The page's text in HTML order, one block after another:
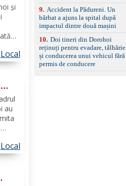
și
de
Local
au
Local
9. Accident la Pădureni. Un
bărbat a ajuns la spital după
impactul dintre două mașini
10. Doi tineri din Dorohoi
reținuți pentru evadare, tâlhărie
și conducerea unui vehicul fără
permis de conducere